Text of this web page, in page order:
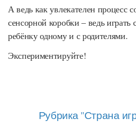
А ведь как увлекателен процесс
сенсорной коробки – ведь
ребёнку одному и с родителями.
Экспериментируйте!
Рубрика "Страна